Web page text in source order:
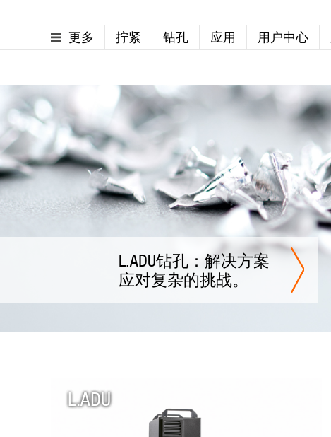
更多 拧紧 钻孔 应用 用户中心
L.ADU钻孔：解决方案
应对复杂的挑战。
L.ADU